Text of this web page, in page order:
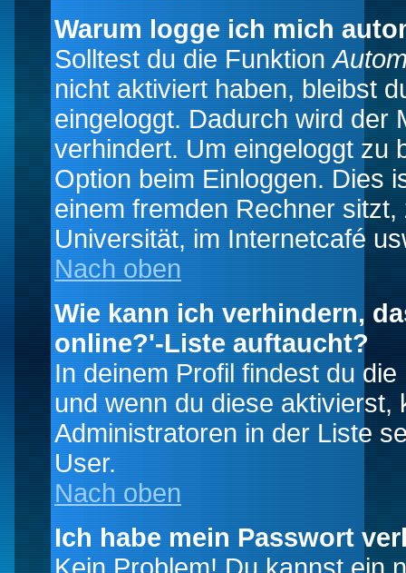
Warum logge ich mich
Solltest du die Funktion
nicht aktiviert haben, bleibst
eingeloggt. Dadurch wird der
verhindert. Um eingeloggt zu
Option beim Einloggen. Dies
einem fremden Rechner
Universität, im Internetcafé
Nach oben
Wie kann ich verhindern,
online?'-Liste auftaucht?
In deinem Profil findest du
und wenn du diese aktivierst,
Administratoren in der Liste
User.
Nach oben
Ich habe mein Passwort